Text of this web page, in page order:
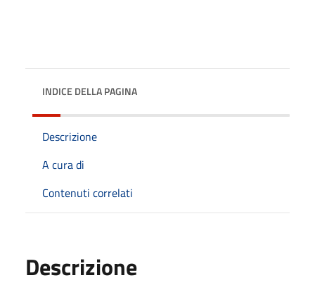
INDICE DELLA PAGINA
Descrizione
A cura di
Contenuti correlati
Descrizione